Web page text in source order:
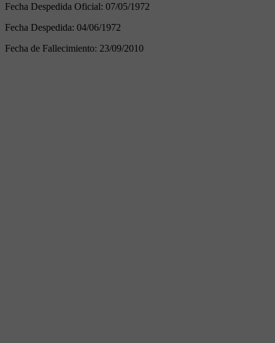
Fecha Despedida Oficial: 07/05/1972
Fecha Despedida: 04/06/1972
Fecha de Fallecimiento: 23/09/2010